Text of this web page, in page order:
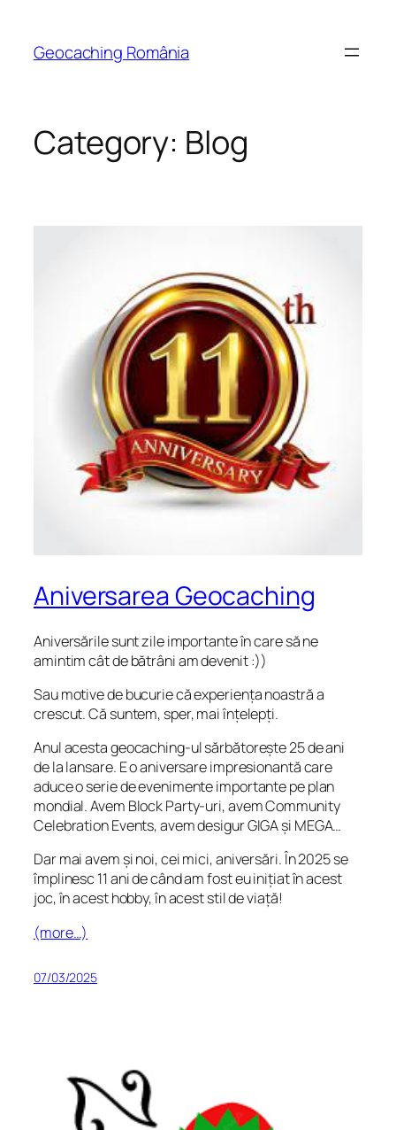
content
Geocaching România
Category: Blog
Aniversarea Geocaching
Aniversările sunt zile importante în care să ne
amintim cât de bătrâni am devenit :))
Sau motive de bucurie că experiența noastră a
crescut. Că suntem, sper, mai înțelepți.
Anul acesta geocaching-ul sărbătorește 25 de ani
de la lansare. E o aniversare impresionantă care
aduce o serie de evenimente importante pe plan
mondial. Avem Block Party-uri, avem Community
Celebration Events, avem desigur GIGA și MEGA…
Dar mai avem și noi, cei mici, aniversări. În 2025 se
împlinesc 11 ani de când am fost eu inițiat în acest
joc, în acest hobby, în acest stil de viață!
(more…)
07/03/2025